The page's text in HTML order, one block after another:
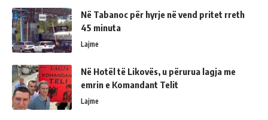
Në Tabanoc për hyrje në vend pritet rreth
45 minuta
Lajme
Në Hotël të Likovës, u përurua lagja me
emrin e Komandant Telit
Lajme